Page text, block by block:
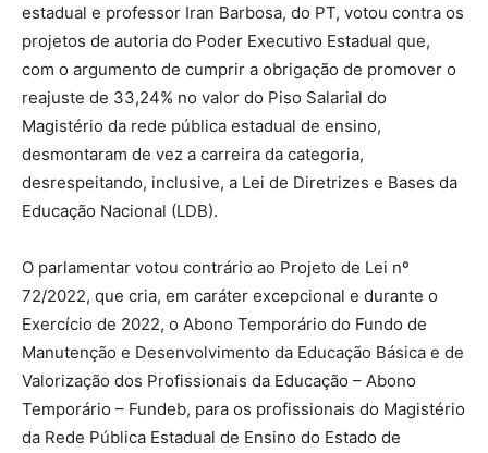
estadual e professor Iran Barbosa, do PT, votou contra os
projetos de autoria do Poder Executivo Estadual que,
com o argumento de cumprir a obrigação de promover o
reajuste de 33,24% no valor do Piso Salarial do
Magistério da rede pública estadual de ensino,
desmontaram de vez a carreira da categoria,
desrespeitando, inclusive, a Lei de Diretrizes e Bases da
Educação Nacional (LDB).
O parlamentar votou contrário ao Projeto de Lei nº
72/2022, que cria, em caráter excepcional e durante o
Exercício de 2022, o Abono Temporário do Fundo de
Manutenção e Desenvolvimento da Educação Básica e de
Valorização dos Profissionais da Educação – Abono
Temporário – Fundeb, para os profissionais do Magistério
da Rede Pública Estadual de Ensino do Estado de